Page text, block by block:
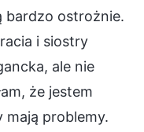
bardzo ostrożnie.
i siostry
ale nie
że jestem
mają problemy.